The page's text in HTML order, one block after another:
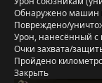
Обнаружено машин
Повреждено/
Урон, нанесённый с
Очки захвата/
Пройдено
Закрыть